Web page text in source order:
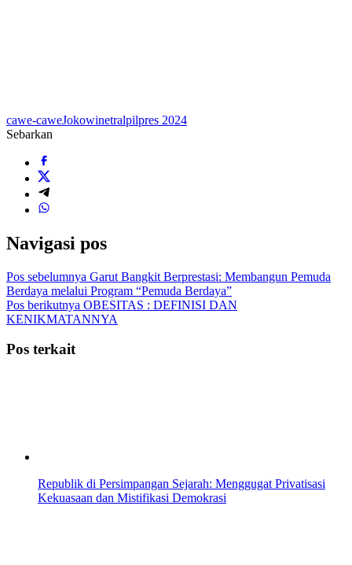
cawe-caweJokowinetralpilpres 2024
Sebarkan
Navigasi pos
Pos sebelumnya Garut Bangkit Berprestasi: Membangun Pemuda
Berdaya melalui Program “Pemuda Berdaya”
Pos berikutnya OBESITAS : DEFINISI DAN
KENIKMATANNYA
Pos terkait
Republik di Persimpangan Sejarah: Menggugat Privatisasi
Kekuasaan dan Mistifikasi Demokrasi